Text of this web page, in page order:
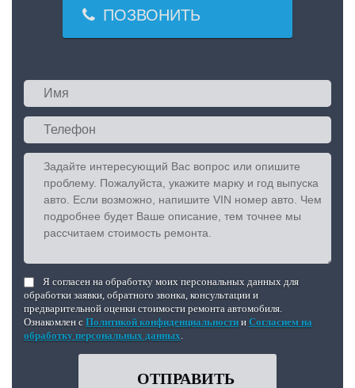
 ПОЗВОНИТЬ
Я согласен на обработку моих персональных данных для
обработки заявки, обратного звонка, консультации и
предварительной оценки стоимости ремонта автомобиля.
Ознакомлен с Политикой конфиденциальности и Согласием на
обработку персональных данных
ОТПРАВИТЬ